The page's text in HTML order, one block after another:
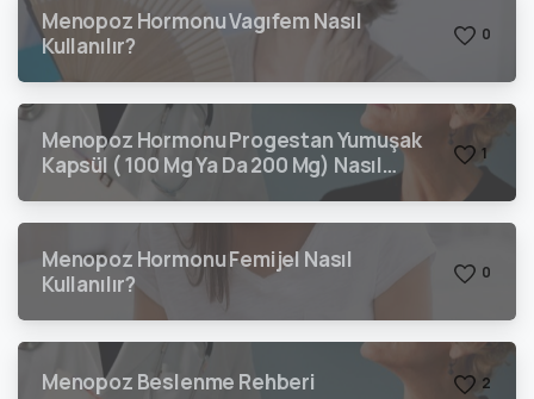
Menopoz Hormonu Vagıfem Nasıl
Kullanılır?
0
Menopoz Hormonu Progestan Yumuşak
Kapsül ( 100 Mg Ya Da 200 Mg) Nasıl
Kullanılır?
1
Menopoz Hormonu Femijel Nasıl
Kullanılır?
0
Menopoz Beslenme Rehberi 2